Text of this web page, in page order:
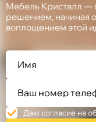
Мебель Кристалл —
решением, начиная
воплощением этой
Даю согласие на